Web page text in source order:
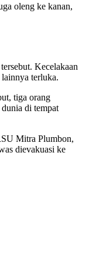
oleng ke kanan,
Kecelakaan
terluka.
tiga orang
di tempat
Mitra Plumbon,
dievakuasi ke